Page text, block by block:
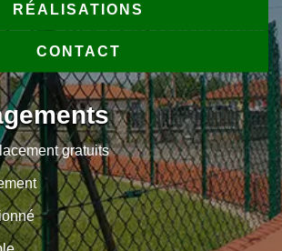
RÉALISATIONS
CONTACT
gratuits